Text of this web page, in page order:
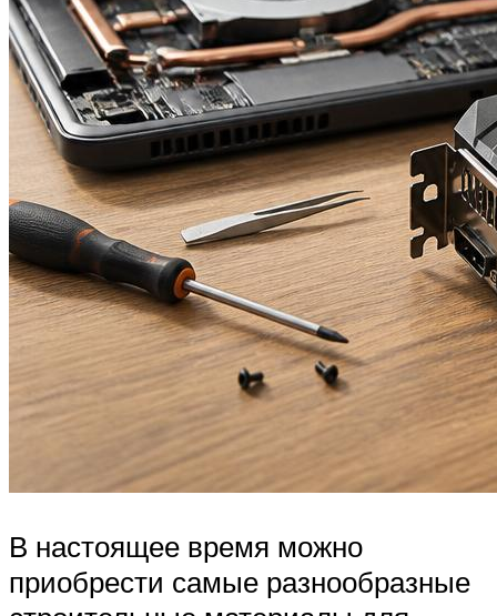
В настоящее время можно
приобрести самые разнообразные